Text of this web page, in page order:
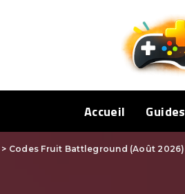
Accueil Guides
> Codes Fruit Battleground (Août 2026)